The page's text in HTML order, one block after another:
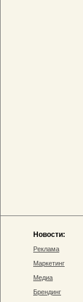
Новости:
Реклама
Маркетинг
Медиа
Брендинг